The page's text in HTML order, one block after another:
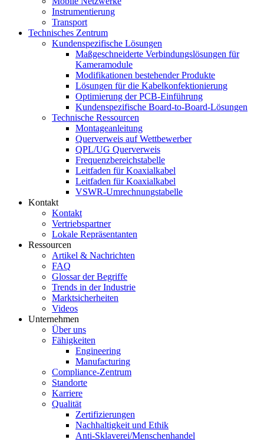
Instrumentierung
Transport
Technisches Zentrum
Kundenspezifische Lösungen
Maßgeschneiderte Verbindungslösungen für
Kameramodule
Modifikationen bestehender Produkte
Lösungen für die Kabelkonfektionierung
Optimierung der PCB-Einführung
Kundenspezifische Board-to-Board-Lösungen
Technische Ressourcen
Montageanleitung
Querverweis auf Wettbewerber
QPL/UG Querverweis
Frequenzbereichstabelle
Leitfaden für Koaxialkabel
Leitfaden für Koaxialkabel
VSWR-Umrechnungstabelle
Kontakt
Kontakt
Vertriebspartner
Lokale Repräsentanten
Ressourcen
Artikel & Nachrichten
FAQ
Glossar der Begriffe
Trends in der Industrie
Marktsicherheiten
Videos
Unternehmen
Über uns
Fähigkeiten
Engineering
Manufacturing
Compliance-Zentrum
Standorte
Karriere
Qualität
Zertifizierungen
Nachhaltigkeit und Ethik
Anti-Sklaverei/Menschenhandel